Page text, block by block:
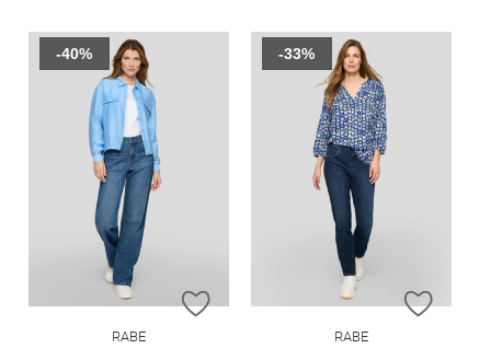
ZUR WUNSCHLISTE HINZUFÜGEN
RABE
-40%
ZUR
RABE
-33%